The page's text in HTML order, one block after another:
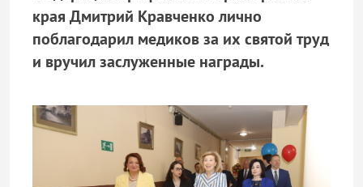
края Дмитрий Кравченко лично
поблагодарил медиков за их святой труд
и вручил заслуженные награды.